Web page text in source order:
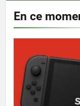
En ce